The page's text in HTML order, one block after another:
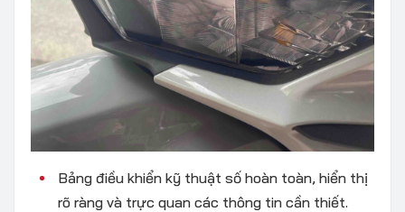
Bảng điều khiển kỹ thuật số hoàn toàn, hiển thị
rõ ràng và trực quan các thông tin cần thiết.